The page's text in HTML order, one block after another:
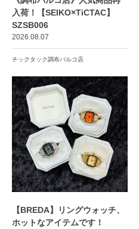
入荷！【SEIKO×TiCTAC】
SZSB006
2026.08.07
チックタック調布パルコ店
【BREDA】リングウォッチ、
ホットなアイテムです！